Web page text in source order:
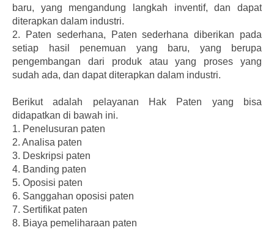
baru, yang mengandung langkah inventif, dan dapat
diterapkan dalam industri.
2. Paten sederhana, Paten sederhana diberikan pada
setiap hasil penemuan yang baru, yang berupa
pengembangan dari produk atau yang proses yang
sudah ada, dan dapat diterapkan dalam industri.
Berikut adalah pelayanan Hak Paten yang bisa
didapatkan di bawah ini.
1. Penelusuran paten
2. Analisa paten
3. Deskripsi paten
4. Banding paten
5. Oposisi paten
6. Sanggahan oposisi paten
7. Sertifikat paten
8. Biaya pemeliharaan paten